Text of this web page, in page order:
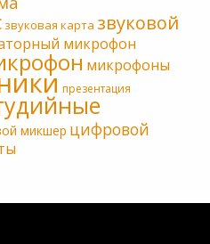
звуковая карта звуковой
микрофон
микрофоны
презентация
микшер цифровой